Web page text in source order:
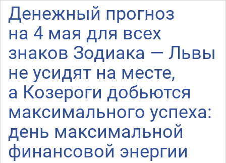
Денежный прогноз
на 4 мая для всех
знаков Зодиака — Львы
не усидят на месте,
а Козероги добьются
максимального успеха:
день максимальной
финансовой энергии